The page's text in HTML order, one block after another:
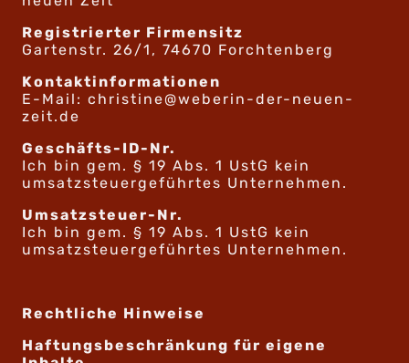
Registrierter Firmensitz
Gartenstr. 26/1, 74670 Forchtenberg
Kontaktinformationen
E-Mail: christine@weberin-der-neuen-
zeit.de
Geschäfts-ID-Nr.
Ich bin gem. § 19 Abs. 1 UstG kein
umsatzsteuergeführtes Unternehmen.
Umsatzsteuer-Nr.
Ich bin gem. § 19 Abs. 1 UstG kein
umsatzsteuergeführtes Unternehmen.
Rechtliche Hinweise
Haftungsbeschränkung für eigene